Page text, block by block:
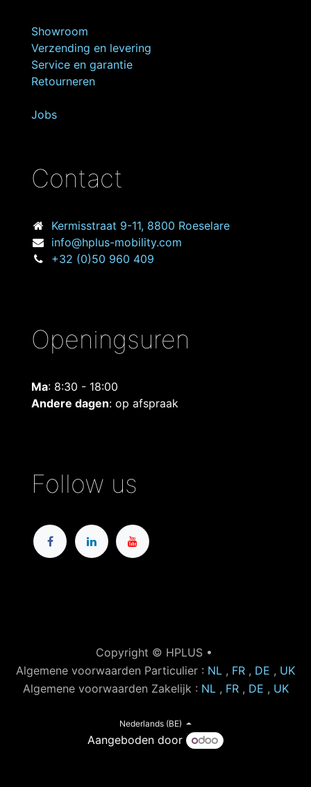
Showroom
Verzending en levering
Service en garantie
Retourneren
Jobs
Contact
Kermisstraat 9-11, 8800 Roeselare
info@hplus-mobility.com
+32 (0)50 960 409
Openingsuren
Ma: 8:30 - 18:00
Andere dagen: op afspraak
Follow us
Copyright © HPLUS •
Algemene voorwaarden Particulier : NL , FR , DE , UK
Algemene voorwaarden Zakelijk : NL, FR, DE , UK
Nederlands (BE)
Aangeboden door